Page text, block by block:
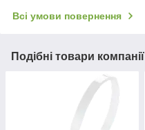
Всі умови повернення
Подібні товари компанії